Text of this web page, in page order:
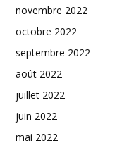
novembre 2022
octobre 2022
septembre 2022
août 2022
juillet 2022
juin 2022
mai 2022